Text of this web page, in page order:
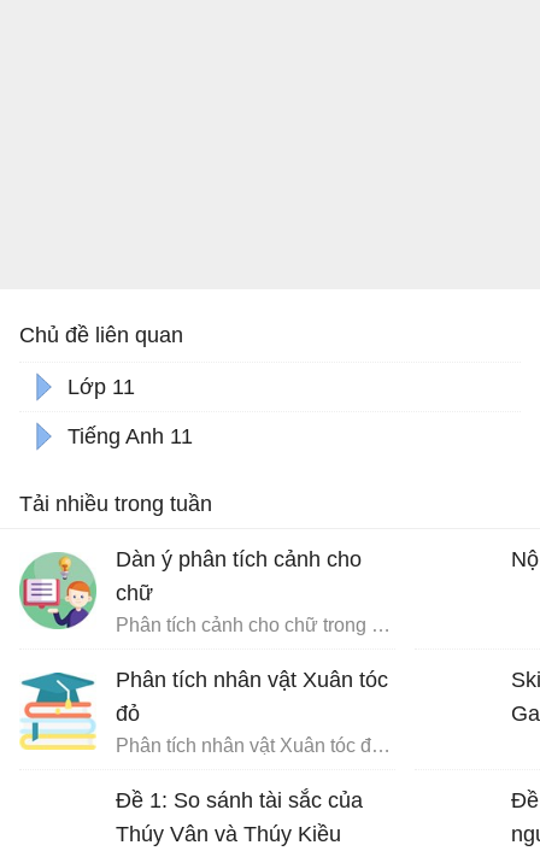
Chủ đề liên quan
Lớp 11
Tiếng Anh 11
Tải nhiều trong tuần
Dàn ý phân tích cảnh cho
chữ
Phân tích cảnh cho chữ trong Chữ người tử tù
Phân tích nhân vật Xuân tóc
đỏ
Phân tích nhân vật Xuân tóc đỏ trong Hạnh phúc của một tang gia
Đề 1: So sánh tài sắc của
Thúy Vân và Thúy Kiều
Đề